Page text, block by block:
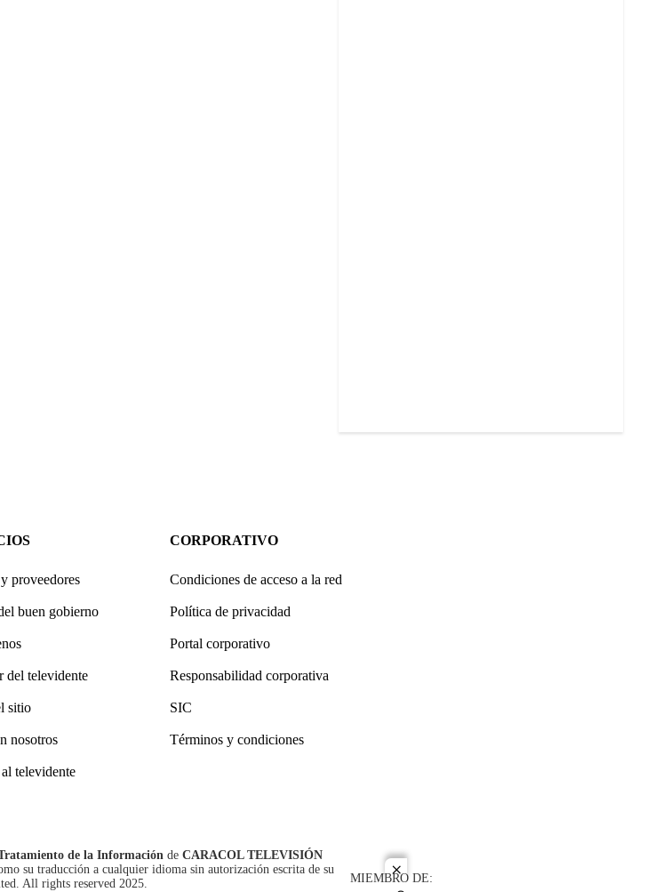
close
proveedores
buen gobierno
del televidente
sitio
nosotros
televidente
CORPORATIVO
Condiciones de acceso a la red
Política de privacidad
Portal corporativo
Responsabilidad corporativa
SIC
Términos y condiciones
de la Información de CARACOL TELEVISIÓN
su traducción a cualquier idioma sin autorización escrita de su
All rights reserved 2025.
MIEMBRO DE: